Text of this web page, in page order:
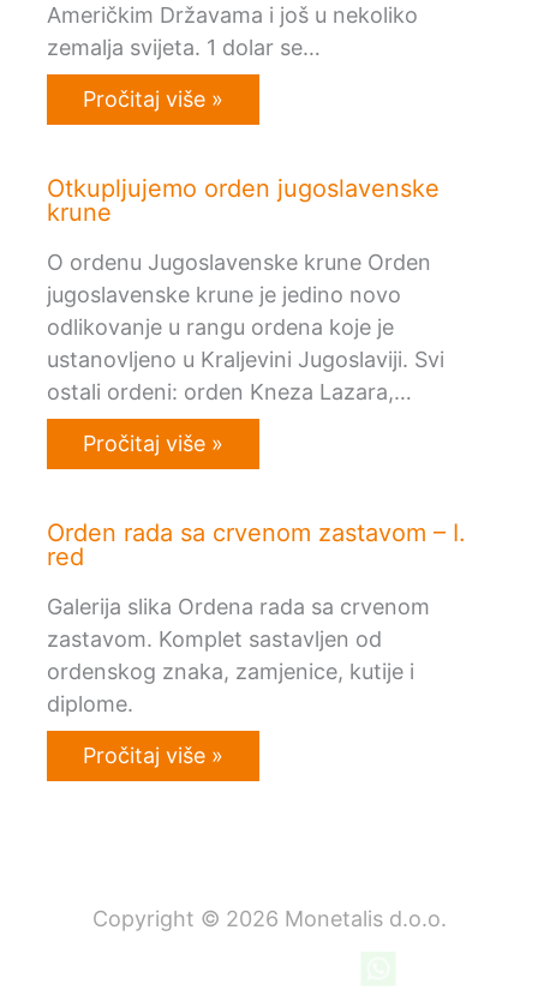
Američkim Državama i još u nekoliko
zemalja svijeta. 1 dolar se…
Pročitaj više »
Otkupljujemo orden jugoslavenske
krune
O ordenu Jugoslavenske krune Orden
jugoslavenske krune je jedino novo
odlikovanje u rangu ordena koje je
ustanovljeno u Kraljevini Jugoslaviji. Svi
ostali ordeni: orden Kneza Lazara,…
Pročitaj više »
Orden rada sa crvenom zastavom – I.
red
Galerija slika Ordena rada sa crvenom
zastavom. Komplet sastavljen od
ordenskog znaka, zamjenice, kutije i
diplome.
Pročitaj više »
Copyright © 2026 Monetalis d.o.o.